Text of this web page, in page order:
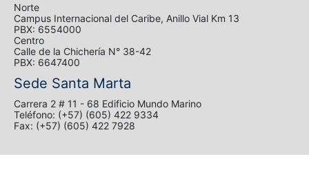
Norte
Campus Internacional del Caribe, Anillo Vial Km 13
PBX: 6554000
Centro
Calle de la Chichería N° 38-42
PBX: 6647400
Sede Santa Marta
Carrera 2 # 11 - 68 Edificio Mundo Marino
Teléfono: (+57) (605) 422 9334
Fax: (+57) (605) 422 7928